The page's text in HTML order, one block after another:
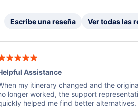
Escribe una reseña Ver todas las
Assistance
my itinerary changed and the
longer worked, the support
helped me find better alternatives.